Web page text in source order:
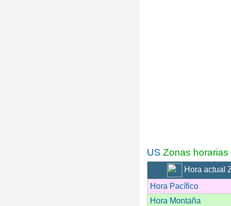
US Zonas horarias
Hora actual
Hora Pacífico
Hora Montaña